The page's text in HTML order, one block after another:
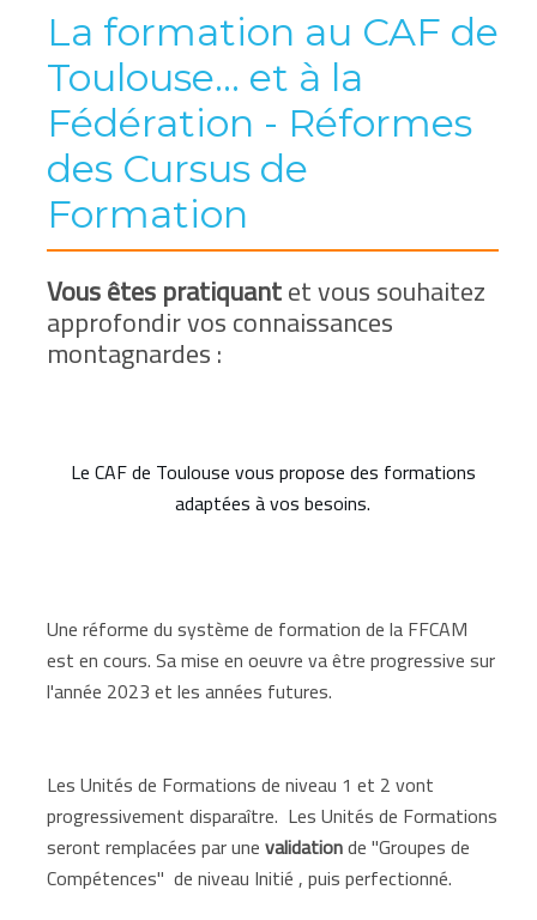
La formation au CAF de
Toulouse... et à la
Fédération - Réformes
des Cursus de
Formation
Vous êtes pratiquantet vous souhaitez
approfondir vos connaissances
montagnardes :
Le CAF de Toulouse vous propose des formations
adaptées à vos besoins.
Une réforme du système de formation de la FFCAM
est en cours. Sa mise en oeuvre va être progressive sur
l'année 2023 et les années futures.
Les Unités de Formations de niveau 1 et 2 vont
progressivement disparaître. Les Unités de Formations
seront remplacées par unevalidationde "Groupes de
Compétences" de niveau Initié , puis perfectionné.